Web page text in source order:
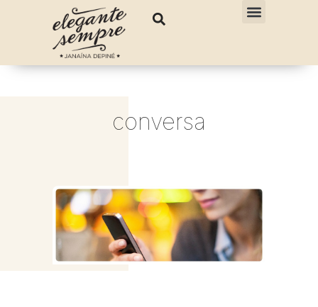
conversa